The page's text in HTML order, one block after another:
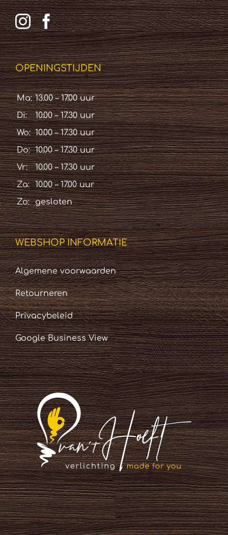
OPENINGSTIJDEN
Ma: 13.00 – 17.00 uur
Di:
10.00 – 17.30 uur
Wo: 10.00 – 17.30 uur
Do: 10.00 – 17.30 uur
Vr:
10.00 – 17.30 uur
Za:
10.00 – 17.00 uur
Zo:
gesloten
WEBSHOP INFORMATIE
Algemene voorwaarden
Retourneren
Privacybeleid
Google Business View